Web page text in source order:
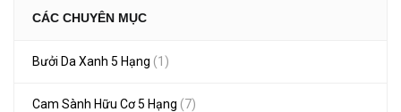
CÁC CHUYÊN MỤC
Bưởi Da Xanh 5 Hạng (1)
Cam Sành Hữu Cơ 5 Hạng (7)